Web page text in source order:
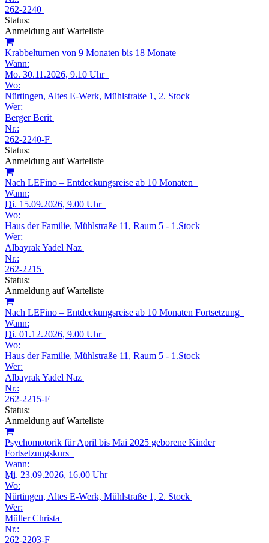
262-2240
Status:
Anmeldung auf Warteliste
Krabbelturnen von 9 Monaten bis 18 Monate
Wann:
Mo. 30.11.2026, 9.10 Uhr
Wo:
Nürtingen, Altes E-Werk, Mühlstraße 1, 2. Stock
Wer:
Berger Berit
Nr.:
262-2240-F
Status:
Anmeldung auf Warteliste
Nach LEFino – Entdeckungsreise ab 10 Monaten
Wann:
Di. 15.09.2026, 9.00 Uhr
Wo:
Haus der Familie, Mühlstraße 11, Raum 5 - 1.Stock
Wer:
Albayrak Yadel Naz
Nr.:
262-2215
Status:
Anmeldung auf Warteliste
Nach LEFino – Entdeckungsreise ab 10 Monaten Fortsetzung
Wann:
Di. 01.12.2026, 9.00 Uhr
Wo:
Haus der Familie, Mühlstraße 11, Raum 5 - 1.Stock
Wer:
Albayrak Yadel Naz
Nr.:
262-2215-F
Status:
Anmeldung auf Warteliste
Psychomotorik für April bis Mai 2025 geborene Kinder
Fortsetzungskurs
Wann:
Mi. 23.09.2026, 16.00 Uhr
Wo:
Nürtingen, Altes E-Werk, Mühlstraße 1, 2. Stock
Wer:
Müller Christa
Nr.:
262-2203-F